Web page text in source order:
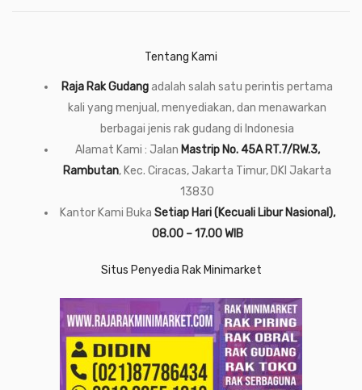
Tentang Kami
Raja Rak Gudangadalah salah satu perintis pertama
kali yang menjual, menyediakan, dan menawarkan
berbagai jenis rak gudang di Indonesia
Alamat Kami : Jalan Mastrip No. 45A RT.7/RW.3,
Rambutan, Kec. Ciracas, Jakarta Timur, DKI Jakarta
13830
Kantor Kami Buka Setiap Hari (Kecuali Libur Nasional),
08.00 – 17.00 WIB
Situs Penyedia Rak Minimarket